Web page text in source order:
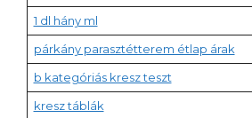
1 dl hány ml
párkány parasztétterem étlap árak
b kategóriás kresz teszt
kresz táblák